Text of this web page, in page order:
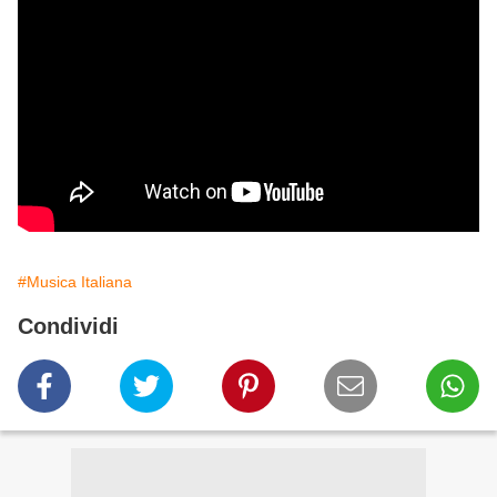
#Musica Italiana
Condividi